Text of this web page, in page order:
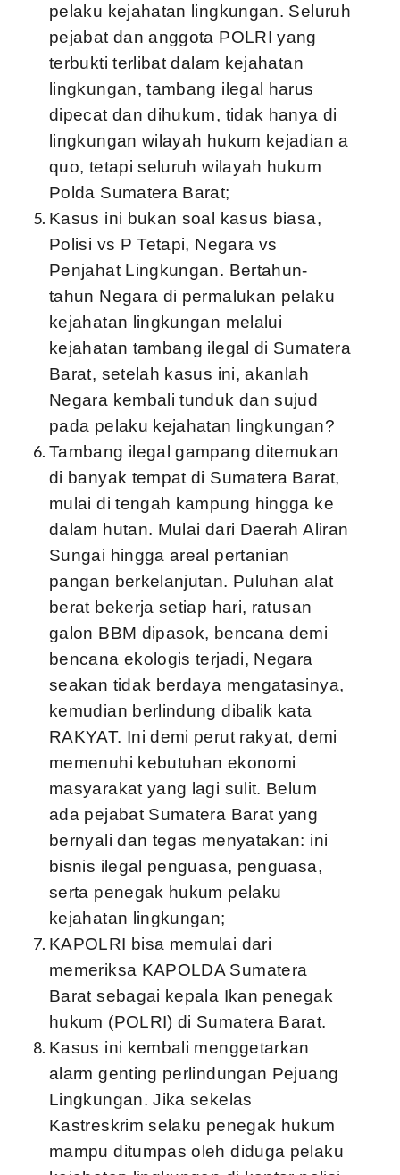
pelaku kejahatan lingkungan. Seluruh
pejabat dan anggota POLRI yang
terbukti terlibat dalam kejahatan
lingkungan, tambang ilegal harus
dipecat dan dihukum, tidak hanya di
lingkungan wilayah hukum kejadian a
quo, tetapi seluruh wilayah hukum
Polda Sumatera Barat;
Kasus ini bukan soal kasus biasa,
Polisi vs P Tetapi, Negara vs
Penjahat Lingkungan. Bertahun-
tahun Negara di permalukan pelaku
kejahatan lingkungan melalui
kejahatan tambang ilegal di Sumatera
Barat, setelah kasus ini, akanlah
Negara kembali tunduk dan sujud
pada pelaku kejahatan lingkungan?
Tambang ilegal gampang ditemukan
di banyak tempat di Sumatera Barat,
mulai di tengah kampung hingga ke
dalam hutan. Mulai dari Daerah Aliran
Sungai hingga areal pertanian
pangan berkelanjutan. Puluhan alat
berat bekerja setiap hari, ratusan
galon BBM dipasok, bencana demi
bencana ekologis terjadi, Negara
seakan tidak berdaya mengatasinya,
kemudian berlindung dibalik kata
RAKYAT. Ini demi perut rakyat, demi
memenuhi kebutuhan ekonomi
masyarakat yang lagi sulit. Belum
ada pejabat Sumatera Barat yang
bernyali dan tegas menyatakan: ini
bisnis ilegal penguasa, penguasa,
serta penegak hukum pelaku
kejahatan lingkungan;
KAPOLRI bisa memulai dari
memeriksa KAPOLDA Sumatera
Barat sebagai kepala Ikan penegak
hukum (POLRI) di Sumatera Barat.
Kasus ini kembali menggetarkan
alarm genting perlindungan Pejuang
Lingkungan. Jika sekelas
Kastreskrim selaku penegak hukum
mampu ditumpas oleh diduga pelaku